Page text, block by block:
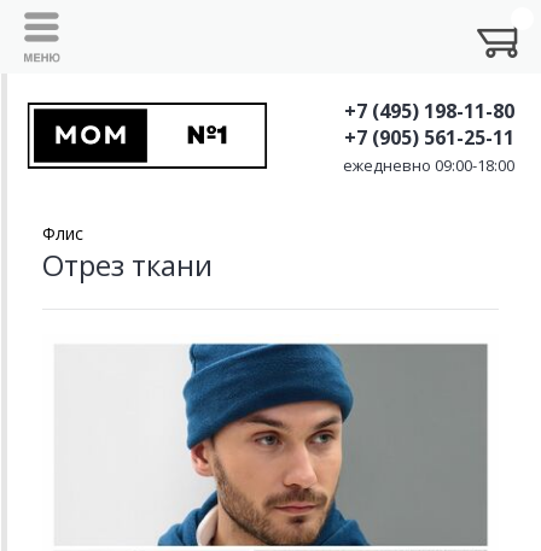
+7 (495) 198-11-80
+7 (905) 561-25-11
ежедневно 09:00-18:00
Флис
Отрез ткани